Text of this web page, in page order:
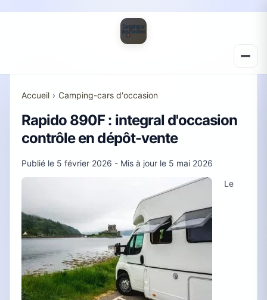
Accueil › Camping-cars d'occasion
Rapido 890F : integral d'occasion
contrôle en dépôt-vente
Publié le 5 février 2026 - Mis à jour le 5 mai 2026
Le